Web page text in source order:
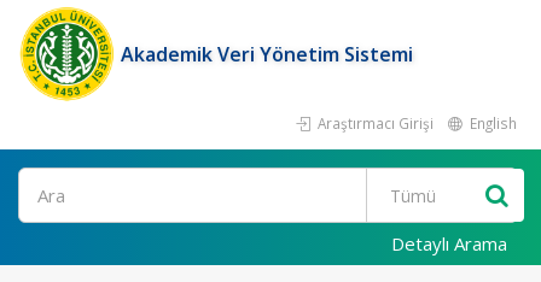
Akademik Veri Yönetim Sistemi
Araştırmacı Girişi English
Ara
Detaylı Arama